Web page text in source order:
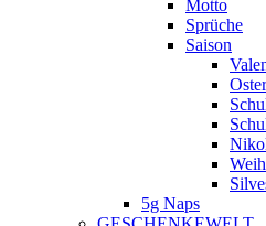
Motto
Sprüche
Saison
5g Naps